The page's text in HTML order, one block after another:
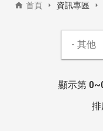
首頁 資訊專區
顯示第
排